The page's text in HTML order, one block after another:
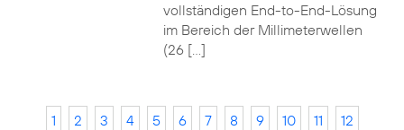
vollständigen End-to-End-Lösung
im Bereich der Millimeterwellen
(26 […]
1 2 3 4 5 6 7 8 9 10 11
12